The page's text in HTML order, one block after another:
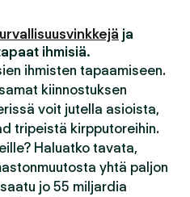
ja
ihmisiä.
ihmisten tapaamiseen.
kiinnostuksen
voit jutella asioista,
tripeistä kirpputoreihin.
Haluatko tavata,
yhtä paljon
jo 55 miljardia